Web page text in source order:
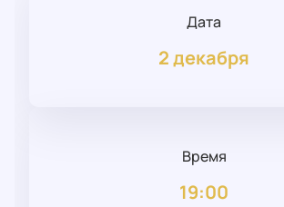
Дата
2 декабря
Время
19:00